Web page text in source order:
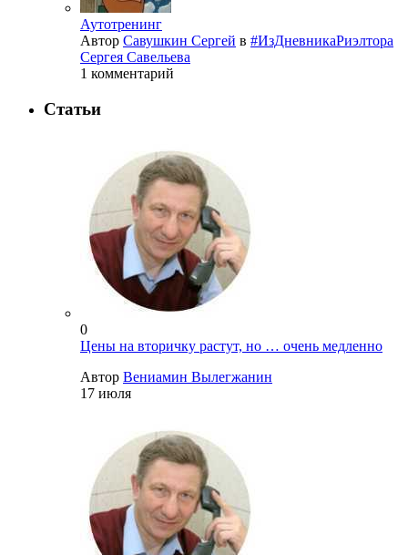
Аутотренинг
Автор Савушкин Сергей в #ИзДневникаРиэлтора
Сергея Савельева
1 комментарий
Статьи
0
Цены на вторичку растут, но … очень медленно
Автор Вениамин Вылегжанин
17 июля